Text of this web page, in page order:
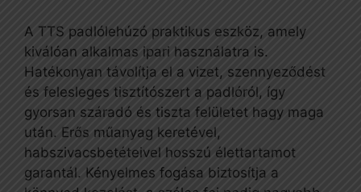
A TTS padlólehúzó praktikus eszköz, amely
kiválóan alkalmas ipari használatra is.
Hatékonyan távolítja el a vizet, szennyeződést
és felesleges tisztítószert a padlóról, így
gyorsan száradó és tiszta felületet hagy maga
után. Erős műanyag keretével,
habszivacsbetéteivel hosszú élettartamot
garantál. Kényelmes fogása biztosítja a